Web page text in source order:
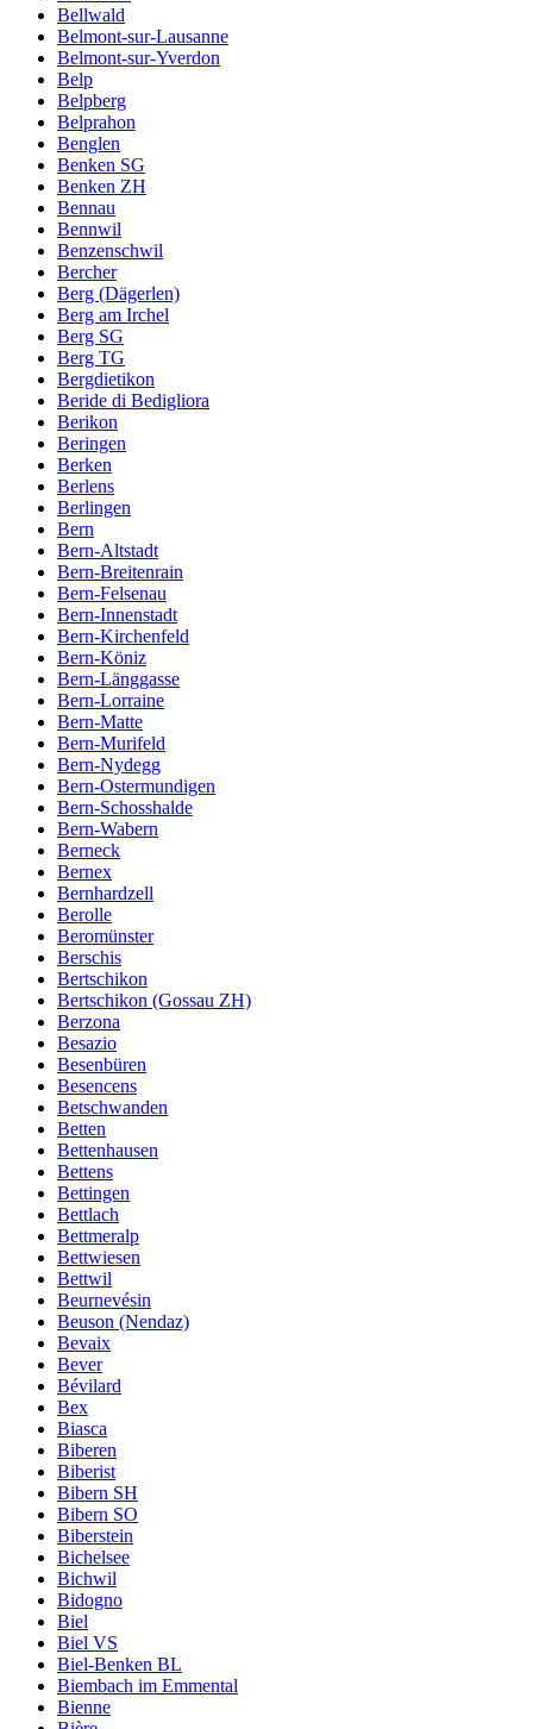
Bellwald
Belmont-sur-Lausanne
Belmont-sur-Yverdon
Belp
Belpberg
Belprahon
Benglen
Benken SG
Benken ZH
Bennau
Bennwil
Benzenschwil
Bercher
Berg (Dägerlen)
Berg am Irchel
Berg SG
Berg TG
Bergdietikon
Beride di Bedigliora
Berikon
Beringen
Berken
Berlens
Berlingen
Bern
Bern-Altstadt
Bern-Breitenrain
Bern-Felsenau
Bern-Innenstadt
Bern-Kirchenfeld
Bern-Köniz
Bern-Länggasse
Bern-Lorraine
Bern-Matte
Bern-Murifeld
Bern-Nydegg
Bern-Ostermundigen
Bern-Schosshalde
Bern-Wabern
Berneck
Bernex
Bernhardzell
Berolle
Beromünster
Berschis
Bertschikon
Bertschikon (Gossau ZH)
Berzona
Besazio
Besenbüren
Besencens
Betschwanden
Betten
Bettenhausen
Bettens
Bettingen
Bettlach
Bettmeralp
Bettwiesen
Bettwil
Beurnevésin
Beuson (Nendaz)
Bevaix
Bever
Bévilard
Bex
Biasca
Biberen
Biberist
Bibern SH
Bibern SO
Biberstein
Bichelsee
Bichwil
Bidogno
Biel
Biel VS
Biel-Benken BL
Biembach im Emmental
Bienne